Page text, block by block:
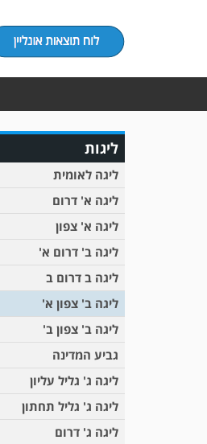
ליגות
ליגה לאומית
ליגה א' דרום
ליגה א' צפון
ליגה ב' דרום א'
ליגה ב דרום ב
ליגה ב' צפון א'
ליגה ב' צפון ב'
גביע המדינה
ליגה ג' גליל עליון
ליגה ג' גליל תחתון
ליגה ג' דרום